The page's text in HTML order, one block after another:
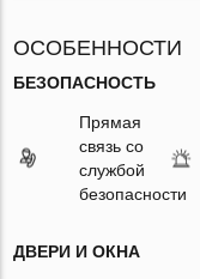
ОСОБЕННОСТИ
БЕЗОПАСНОСТЬ
Прямая
связь со
службой
безопасности
ДВЕРИ И ОКНА